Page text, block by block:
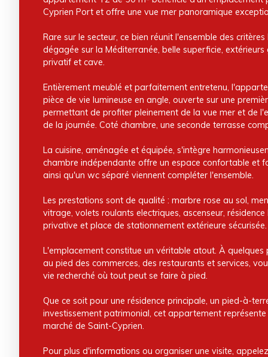
Cyprien Port et offre une vue mer panoramique
Rare sur le secteur, ce bien réunit l'ensemble des
dégagée sur la Méditerranée, belle superficie,
privatif et cave.
Entièrement meublé et parfaitement entretenu,
pièce de vie lumineuse en angle, ouverte sur une
permettant de profiter pleinement de la vue mer et de
de la journée. Coté chambre, une seconde terrasse
La cuisine, aménagée et équipée, s'intègre
chambre indépendante offre un espace confortable et
ainsi qu'un wc séparé viennent compléter l'ensemble.
Les prestations sont de qualité : marbre rose au sol,
vitrage, volets roulants electriques, ascenseur,
privative et place de stationnement extérieure sécurisée.
L'emplacement constitue un véritable atout. À quelques
au pied des commerces, des restaurants et services,
vie recherché où tout peut se faire à pied.
Que ce soit pour une résidence principale, un pied-à-
investissement patrimonial, cet appartement
marché de Saint-Cyprien.
Pour plus d'informations ou organiser une visite,